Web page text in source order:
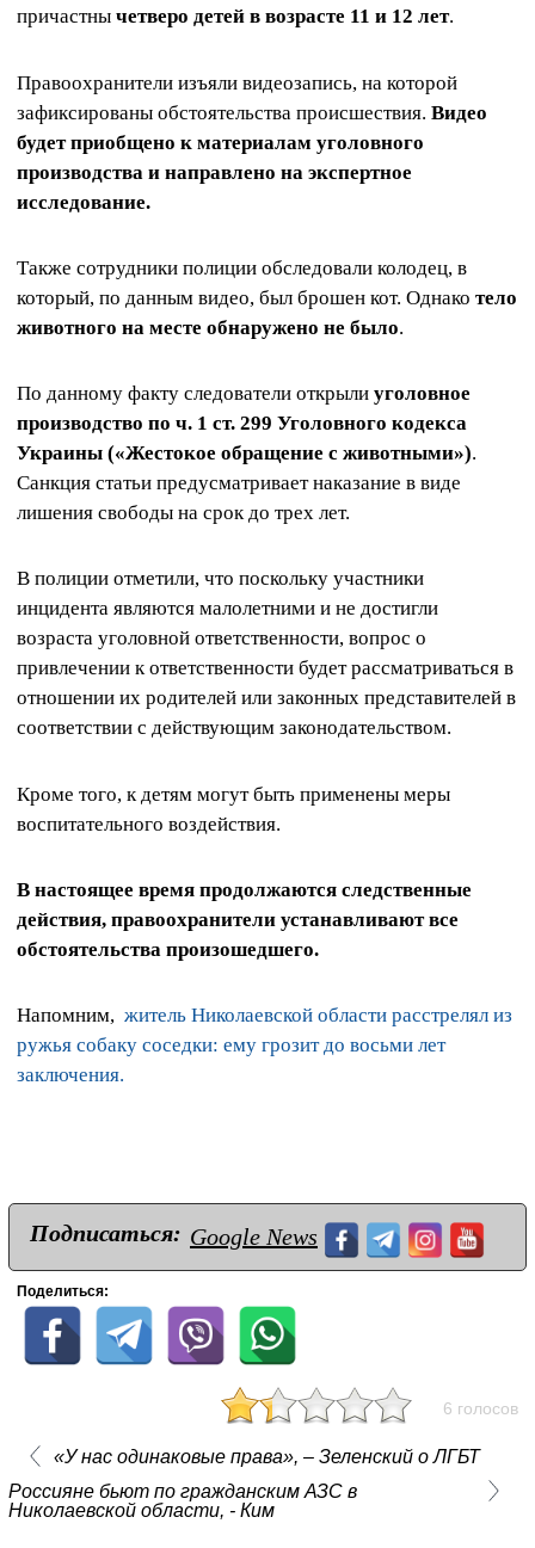
причастны четверо детей в возрасте 11 и 12 лет.
Правоохранители изъяли видеозапись, на которой
зафиксированы обстоятельства происшествия. Видео
будет приобщено к материалам уголовного
производства и направлено на экспертное
исследование.
Также сотрудники полиции обследовали колодец, в
который, по данным видео, был брошен кот. Однако тело
животного на месте обнаружено не было.
По данному факту следователи открыли уголовное
производство по ч. 1 ст. 299 Уголовного кодекса
Украины («Жестокое обращение с животными»).
Санкция статьи предусматривает наказание в виде
лишения свободы на срок до трех лет.
В полиции отметили, что поскольку участники
инцидента являются малолетними и не достигли
возраста уголовной ответственности, вопрос о
привлечении к ответственности будет рассматриваться в
отношении их родителей или законных представителей в
соответствии с действующим законодательством.
Кроме того, к детям могут быть применены меры
воспитательного воздействия.
В настоящее время продолжаются следственные
действия, правоохранители устанавливают все
обстоятельства произошедшего.
Напомним, житель Николаевской области расстрелял из
ружья собаку соседки: ему грозит до восьми лет
заключения.
Подписаться: Google News
Поделиться:
6 голосов
«У нас одинаковые права», – Зеленский о ЛГБТ
Россияне бьют по гражданским АЗС в
Николаевской области, - Ким